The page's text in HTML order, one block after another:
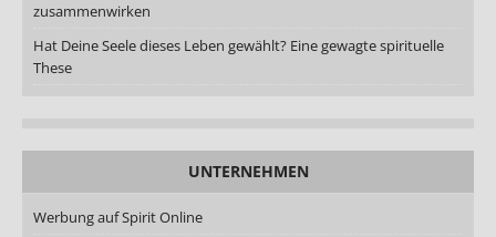
zusammenwirken
Hat Deine Seele dieses Leben gewählt? Eine gewagte spirituelle
These
UNTERNEHMEN
Werbung auf Spirit Online